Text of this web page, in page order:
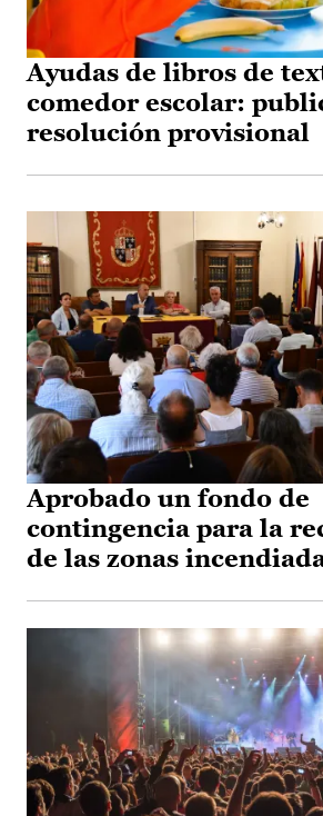
Ayudas de libros de
comedor escolar:
resolución provisional
Aprobado un fondo de
contingencia para la
de las zonas